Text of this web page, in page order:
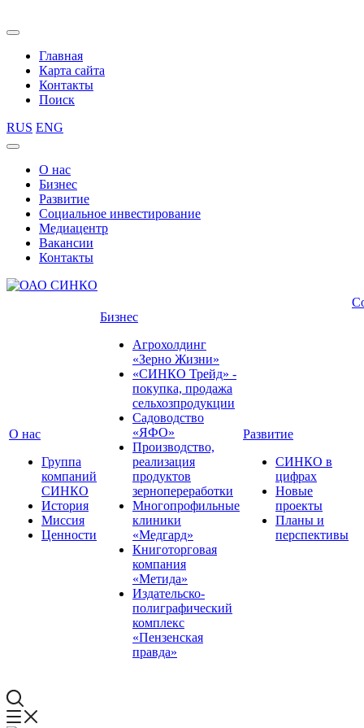
Главная
Карта сайта
Контакты
Поиск
RUS ENG
О нас
Бизнес
Развитие
Социальное инвестирование
Медиацентр
Вакансии
Контакты
О нас
Группа
компаний
СИНКО
История
Миссия
Ценности
Бизнес
Агрохолдинг
«Зерно Жизни»
«СИНКО Трейд» -
покупка, продажа
сельхозпродукции
Садоводство
«ЯФО»
Производство,
реализация
продуктов
зернопереработки
Многопрофильные
клиники
«Медгард»
Книготорговая
компания
«Метида»
Издательско-
полиграфический
комплекс
«Пензенская
правда»
Развитие
СИНКО в
цифрах
Новые
проекты
Планы и
перспективы